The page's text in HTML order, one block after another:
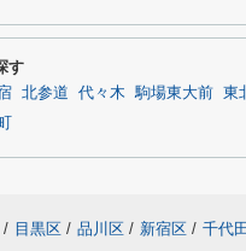
す
北参道 代々木 駒場東大前 東
/ 目黒区 / 品川区 / 新宿区 / 千代